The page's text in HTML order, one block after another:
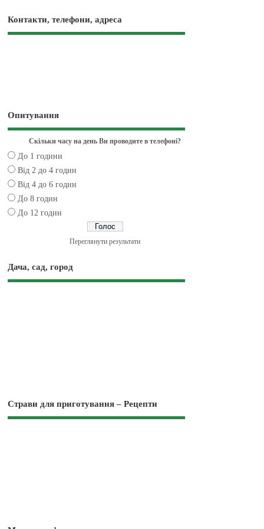
Контакти, телефони, адреса
Опитування
Скільки часу на день Ви проводите в телефоні?
До 1 години
Від 2 до 4 годин
Від 4 до 6 годин
До 8 годин
До 12 годин
Переглянути результати
Дача, сад, город
Страви для приготування – Рецепти